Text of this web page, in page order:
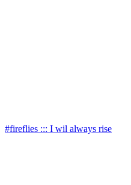
#fireflies ::: I wil always rise